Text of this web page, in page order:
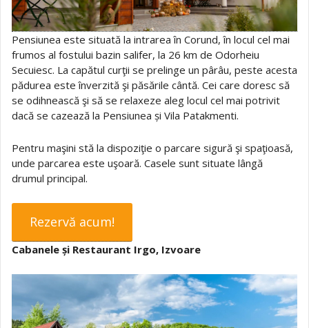
Pensiunea este situată la intrarea în Corund, în locul cel mai
frumos al fostului bazin salifer, la 26 km de Odorheiu
Secuiesc. La capătul curţii se prelinge un pârâu, peste acesta
pădurea este înverzită şi păsările cântă. Cei care doresc să
se odihnească şi să se relaxeze aleg locul cel mai potrivit
dacă se cazează la Pensiunea și Vila Patakmenti.
Pentru maşini stă la dispoziţie o parcare sigură şi spaţioasă,
unde parcarea este uşoară. Casele sunt situate lângă
drumul principal.
Rezervă acum!
Cabanele și Restaurant Irgo, Izvoare